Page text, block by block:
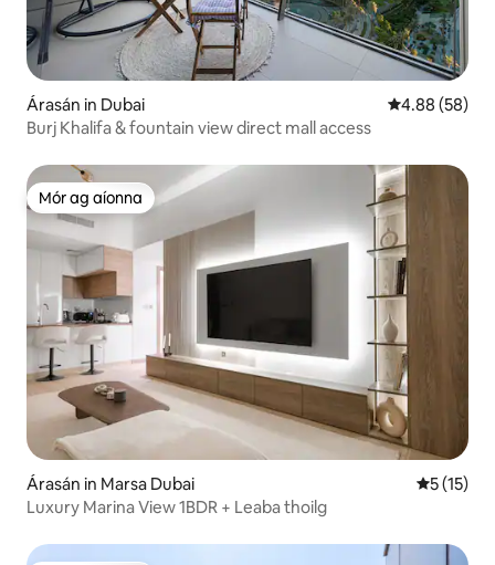
Árasán in Dubai Meánrátáil
4.88 (58)
Burj Khalifa & fountain view direct mall access
Mór ag aíonna
Mór ag aíonna
Árasán in Marsa Dubai
5 (15)
Luxury Marina View 1BDR + Leaba thoilg